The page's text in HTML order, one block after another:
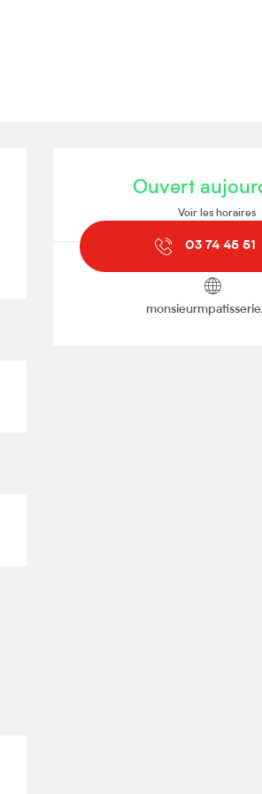
Ouverture et
Ouvert
Voir les horaires
03 74 45 51